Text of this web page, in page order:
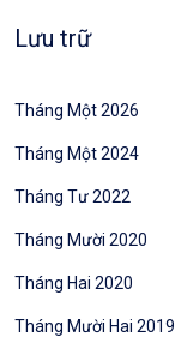
Lưu trữ
Tháng Một 2026
Tháng Một 2024
Tháng Tư 2022
Tháng Mười 2020
Tháng Hai 2020
Tháng Mười Hai 2019